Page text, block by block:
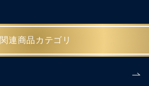
関連商品カテゴリ